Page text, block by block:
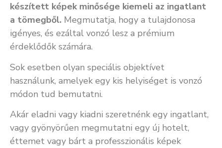
készített képek minősége kiemeli az ingatlant
a tömegből. Megmutatja, hogy a tulajdonosa
igényes, és ezáltal vonzó lesz a prémium
érdeklődők számára.
Sok esetben olyan speciális objektívet
használunk, amelyek egy kis helyiséget is vonzó
módon tud bemutatni.
Akár eladni vagy kiadni szeretnénk egy ingatlant,
vagy gyönyörűen megmutatni egy új hotelt,
éttemet vagy bárt a professzionális képek